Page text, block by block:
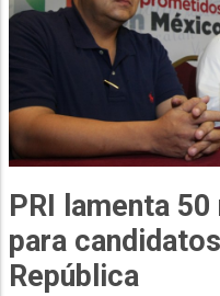
PRI lamenta
para
República